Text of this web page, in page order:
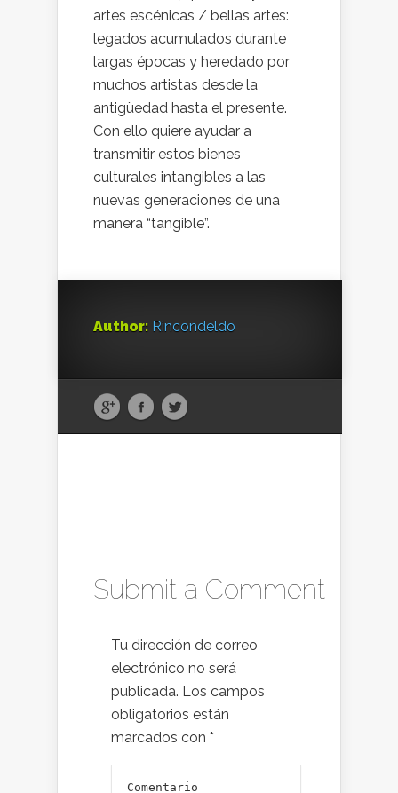
artes escénicas / bellas artes:
legados acumulados durante
largas épocas y heredado por
muchos artistas desde la
antigüedad hasta el presente.
Con ello quiere ayudar a
transmitir estos bienes
culturales intangibles a las
nuevas generaciones de una
manera “tangible”.
Author: Rincondeldo
Submit a Comment
Tu dirección de correo
electrónico no será
publicada. Los campos
obligatorios están
marcados con *